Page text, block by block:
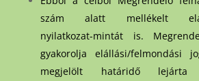
szám alatt mellékelt
nyilatkozat-mintát is.
gyakorolja elállási/felmondási
megjelölt határidő